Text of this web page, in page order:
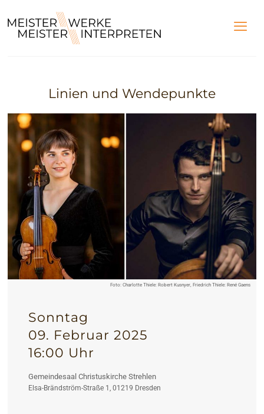
Linien und Wendepunkte
Foto: Charlotte Thiele: Robert Kusnyer, Friedrich Thiele: René Gaens
Sonntag
09. Februar 2025
16:00 Uhr
Gemeindesaal Christuskirche Strehlen
Elsa-Brändström-Straße 1, 01219 Dresden